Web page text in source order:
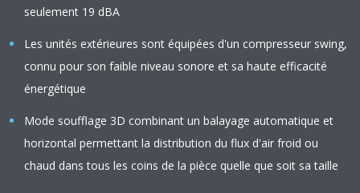
seulement 19 dBA
Les unités extérieures sont équipées d'un compresseur swing,
connu pour son faible niveau sonore et sa haute efficacité
énergétique
Mode soufflage 3D combinant un balayage automatique et
horizontal permettant la distribution du flux d'air froid ou
chaud dans tous les coins de la pièce quelle que soit sa taille